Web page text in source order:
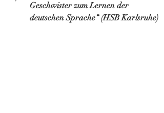
Geschwister zum Lernen der
deutschen Sprache“ (HSB Karlsruhe)